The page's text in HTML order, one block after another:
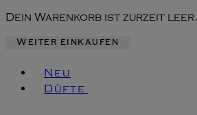
Dein Warenkorb ist zurzeit leer.
Weiter einkaufen
Neu
Düfte